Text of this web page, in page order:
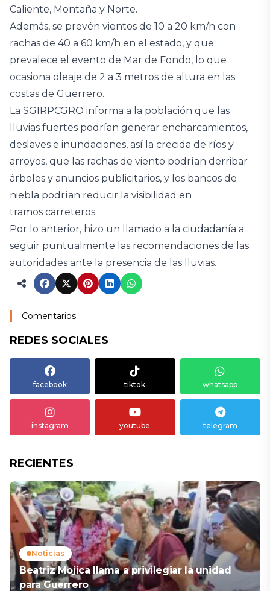
Caliente, Montaña y Norte.
Además, se prevén vientos de 10 a 20 km/h con
rachas de 40 a 60 km/h en el estado, y que
prevalece el evento de Mar de Fondo, lo que
ocasiona oleaje de 2 a 3 metros de altura en las
costas de Guerrero.
La SGIRPCGRO informa a la población que las
lluvias fuertes podrían generar encharcamientos,
deslaves e inundaciones, así la crecida de ríos y
arroyos, que las rachas de viento podrían derribar
árboles y anuncios publicitarios, y los bancos de
niebla podrían reducir la visibilidad en
tramos carreteros.
Por lo anterior, hizo un llamado a la ciudadanía a
seguir puntualmente las recomendaciones de las
autoridades ante la presencia de las lluvias.
Comentarios
REDES SOCIALES
facebook tiktok whatsapp
instagram youtube telegram
RECIENTES
Noticias
Beatriz Mojica llama a privilegiar la unidad
para Guerrero